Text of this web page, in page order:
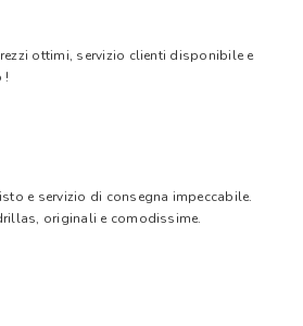
ottimi, servizio clienti disponibile e
!
e servizio di consegna impeccabile.
originali e comodissime.